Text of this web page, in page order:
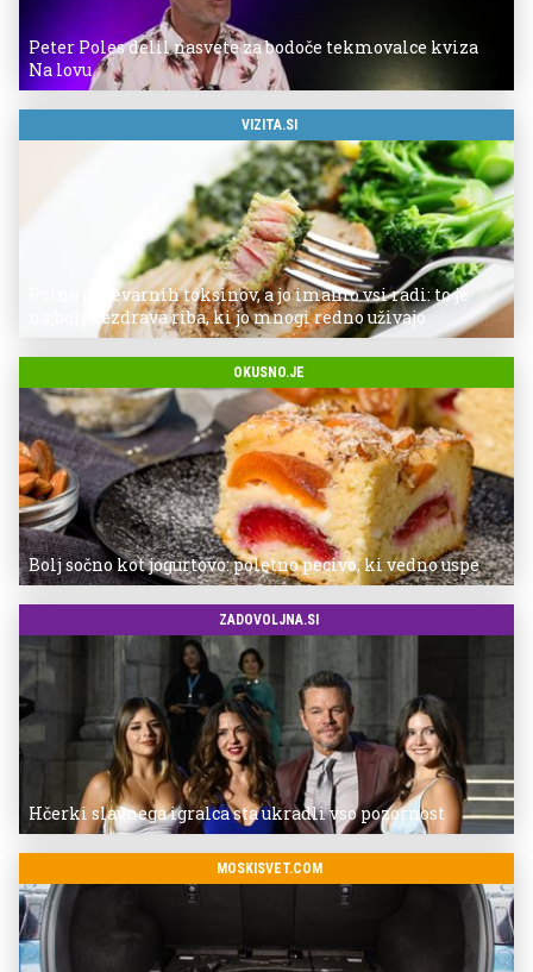
Peter Poles delil nasvete za bodoče tekmovalce kviza
Na lovu
VIZITA.SI
Polna je nevarnih toksinov, a jo imamo vsi radi: to je
najbolj nezdrava riba, ki jo mnogi redno uživajo
OKUSNO.JE
Bolj sočno kot jogurtovo: poletno pecivo, ki vedno uspe
ZADOVOLJNA.SI
Hčerki slavnega igralca sta ukradli vso pozornost
MOSKISVET.COM